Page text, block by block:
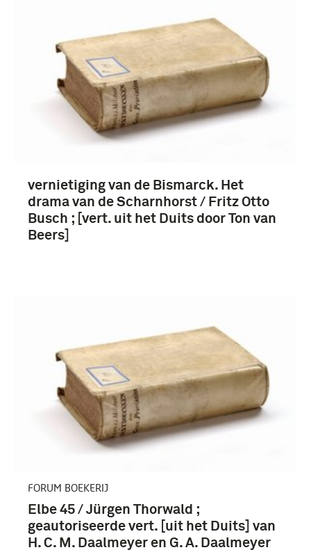
boek (42)
1901-1950 (4)
Interbellum (1918-1939) (4)
Derde Rijk (1933-1945) (13)
Duitsland (4)
vernietiging van de Bismarck. Het
drama van de Scharnhorst / Fritz Otto
Busch ; [vert. uit het Duits door Ton van
Beers]
FORUM BOEKERIJ
Elbe 45 / Jürgen Thorwald ;
geautoriseerde vert. [uit het Duits] van
H. C. M. Daalmeyer en G. A. Daalmeyer